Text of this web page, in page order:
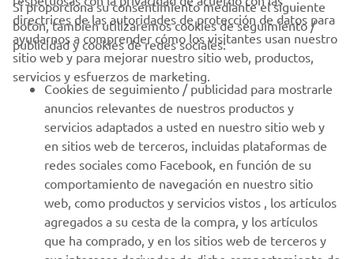
CORPORATIVO
PROFESIONALES
MÁS YAMAHA
AYUDA
BOLETÍN DE NOTICIAS
Sé el primero en enterarte de las últimas ofertas, eventos
directrices de las autoridades de protección de datos para
ayudarnos a comprender cómo los visitantes usan nuestro
sitio web y para mejorar nuestro sitio web, productos,
servicios y esfuerzos de marketing.
Si proporciona su consentimiento mediante el siguiente
botón, también utilizaremos cookies de seguimiento /
publicidad y cookies de redes sociales:
Cookies de seguimiento / publicidad para mostrarle
anuncios relevantes de nuestros productos y
servicios adaptados a usted en nuestro sitio web y
en sitios web de terceros, incluidas plataformas de
redes sociales como Facebook, en función de su
comportamiento de navegación en nuestro sitio
web, como productos y servicios vistos , los artículos
agregados a su cesta de la compra, y los artículos
que ha comprado, y en los sitios web de terceros y